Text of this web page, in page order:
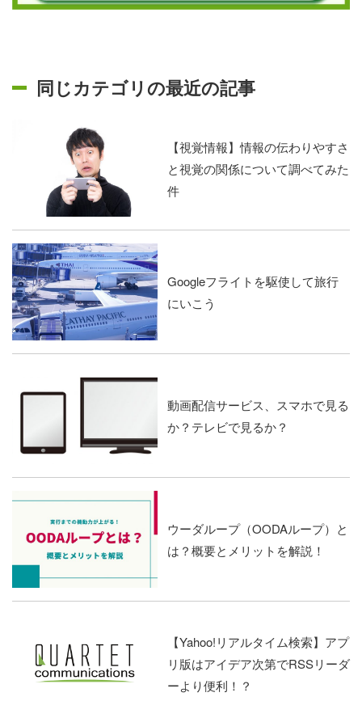
同じカテゴリの最近の記事
【視覚情報】情報の伝わりやすさ
と視覚の関係について調べてみた
件
Googleフライトを駆使して旅行
にいこう
動画配信サービス、スマホで見る
か？テレビで見るか？
ウーダループ（OODAループ）と
は？概要とメリットを解説！
【Yahoo!リアルタイム検索】アプ
リ版はアイデア次第でRSSリーダ
ーより便利！？